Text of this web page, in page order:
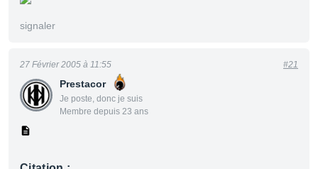
signaler
Prestacor
Je poste, donc je suis
Membre depuis 23 ans
27 Février 2005 à 11:55 #21